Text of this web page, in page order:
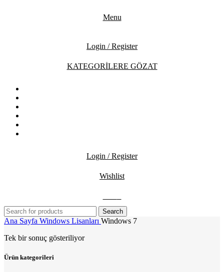
Menu
Login / Register
KATEGORİLERE GÖZAT
Login / Register
Wishlist
Search
Ana Sayfa Windows Lisanları Windows 7
Tek bir sonuç gösteriliyor
Ürün kategorileri